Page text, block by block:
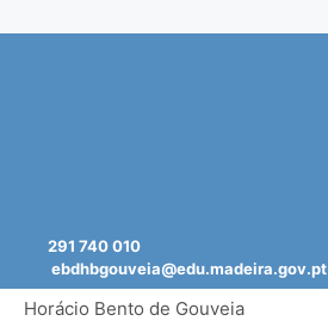
291 740 010
ebdhbgouveia@edu.madeira.gov.pt
Horácio Bento de Gouveia